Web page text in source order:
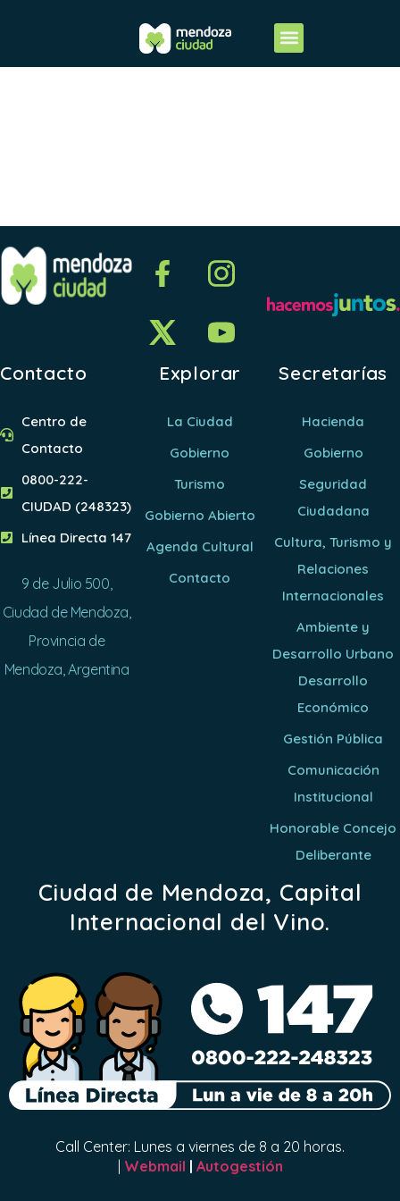
Contacto
Centro de
Contacto
0800-222-
CIUDAD (248323)
Línea Directa 147
9 de Julio 500,
Ciudad de Mendoza,
Provincia de
Mendoza, Argentina
Explorar
La Ciudad
Gobierno
Turismo
Gobierno Abierto
Agenda Cultural
Contacto
Secretarías
Hacienda
Gobierno
Seguridad
Ciudadana
Cultura, Turismo y
Relaciones
Internacionales
Ambiente y
Desarrollo Urbano
Desarrollo
Económico
Gestión Pública
Comunicación
Institucional
Honorable Concejo
Deliberante
Ciudad de Mendoza, Capital
Internacional del Vino.
Call Center: Lunes a viernes de 8 a 20 horas.
| Webmail | Autogestión